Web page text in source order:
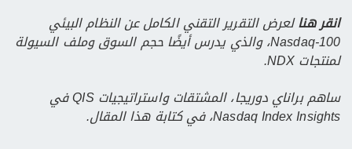
انقر هنالعرض التقرير التقني الكامل عن النظام البيئي
Nasdaq-100، والذي يدرس أيضًا حجم السوق وملف السيولة
لمنتجات NDX.
ساهم براناي دوريجا، المشتقات واستراتيجيات QIS في
Nasdaq Index Insights، في كتابة هذا المقال.